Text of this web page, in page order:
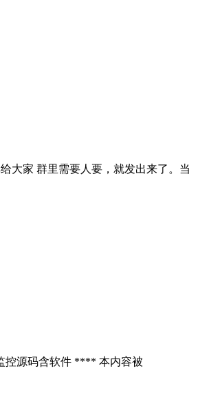
大家 群里需要人要，就发出来了。当
控源码含软件 **** 本内容被